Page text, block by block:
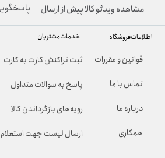
خدمات مشتریان
ثبت تراکنش کارت به کارت
پاسخ به سوالات متداول
رویه‌های بازگرداندن کالا
ارسال لیست جهت
اطلاعات فروشگاه
قوانین و مقررات
تماس با ما
درباره ما
همکاری
پاسخگویی۸/۳۰ تا مشاهده ویدئو کالا پیش از ارسال